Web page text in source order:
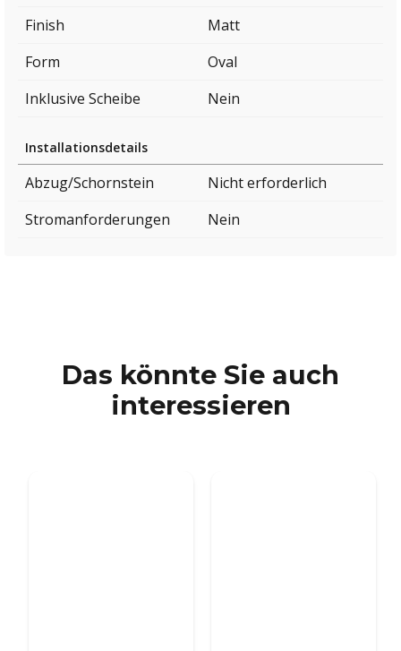
Finish
Matt
Form
Oval
Inklusive Scheibe
Nein
Installationsdetails
Abzug/Schornstein
Nicht erforderlich
Stromanforderungen
Nein
Das könnte Sie auch
interessieren